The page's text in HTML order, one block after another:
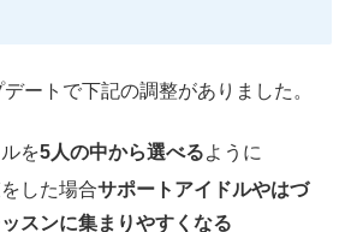
ートで下記の調整がありました。
を5人の中から選べるように
した場合サポートアイドルやはづ
スンに集まりやすくなる